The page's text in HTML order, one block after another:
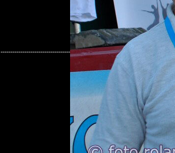
-----------------------------------